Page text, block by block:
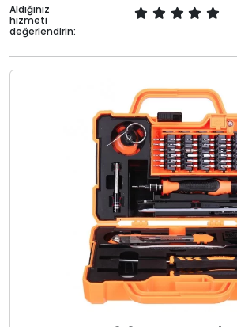
Aldığınız
hizmeti
değerlendirin: